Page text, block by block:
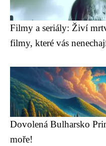
Filmy a seriály: Živí
filmy, které vás
Dovolená Bulharsko
moře!